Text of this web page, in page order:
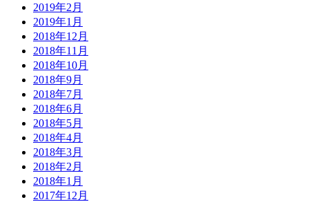
2019年2月
2019年1月
2018年12月
2018年11月
2018年10月
2018年9月
2018年7月
2018年6月
2018年5月
2018年4月
2018年3月
2018年2月
2018年1月
2017年12月